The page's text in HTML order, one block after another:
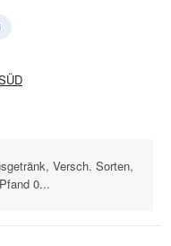
Versch. Sorten,
0...